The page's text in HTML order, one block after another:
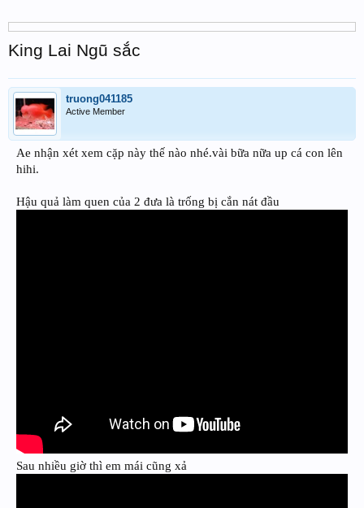
King Lai Ngũ sắc
truong041185
Active Member
Ae nhận xét xem cặp này thế nào nhé.vài bữa nữa up cá con lên
hihi.
Hậu quả làm quen của 2 đưa là trống bị cắn nát đầu
Sau nhiều giờ thì em mái cũng xả